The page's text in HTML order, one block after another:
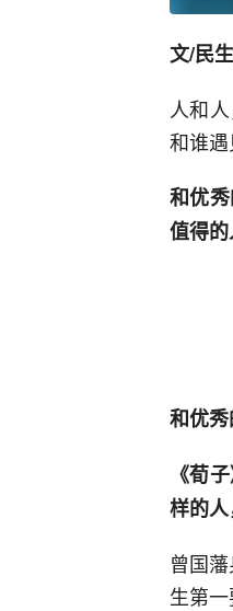
文/民
人和
和谁遇
和优
值得
和优
《荀
样的人
曾国
生第